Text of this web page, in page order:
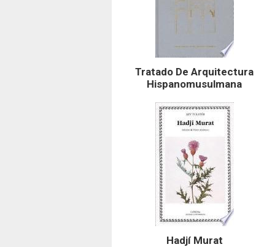
Tratado De Arquitectura
Hispanomusulmana
Hadjí Murat